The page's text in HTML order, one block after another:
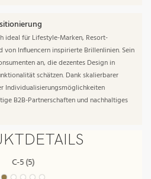
ideal für Lifestyle-Marken, Resort-
Influencern inspirierte Brillenlinien. Sein
an, die dezentes Design in
schätzen. Dank skalierbarer
Individualisierungsmöglichkeiten
B2B-Partnerschaften und nachhaltiges